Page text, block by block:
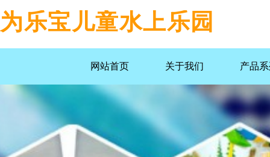
网站首页 关于我们 产品
为乐宝儿童水上乐园